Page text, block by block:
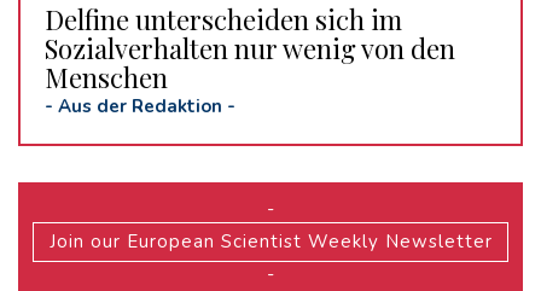
Delfine unterscheiden sich im
Sozialverhalten nur wenig von den
Menschen
- Aus der Redaktion -
-
Join our European Scientist Weekly Newsletter
-